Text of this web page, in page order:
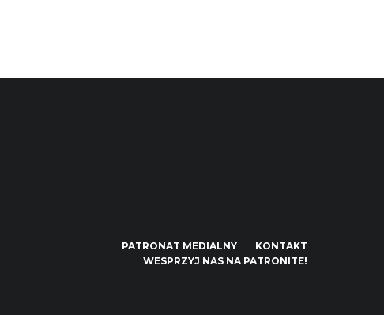
PATRONAT MEDIALNY
KONTAKT
WESPRZYJ NAS NA PATRONITE!